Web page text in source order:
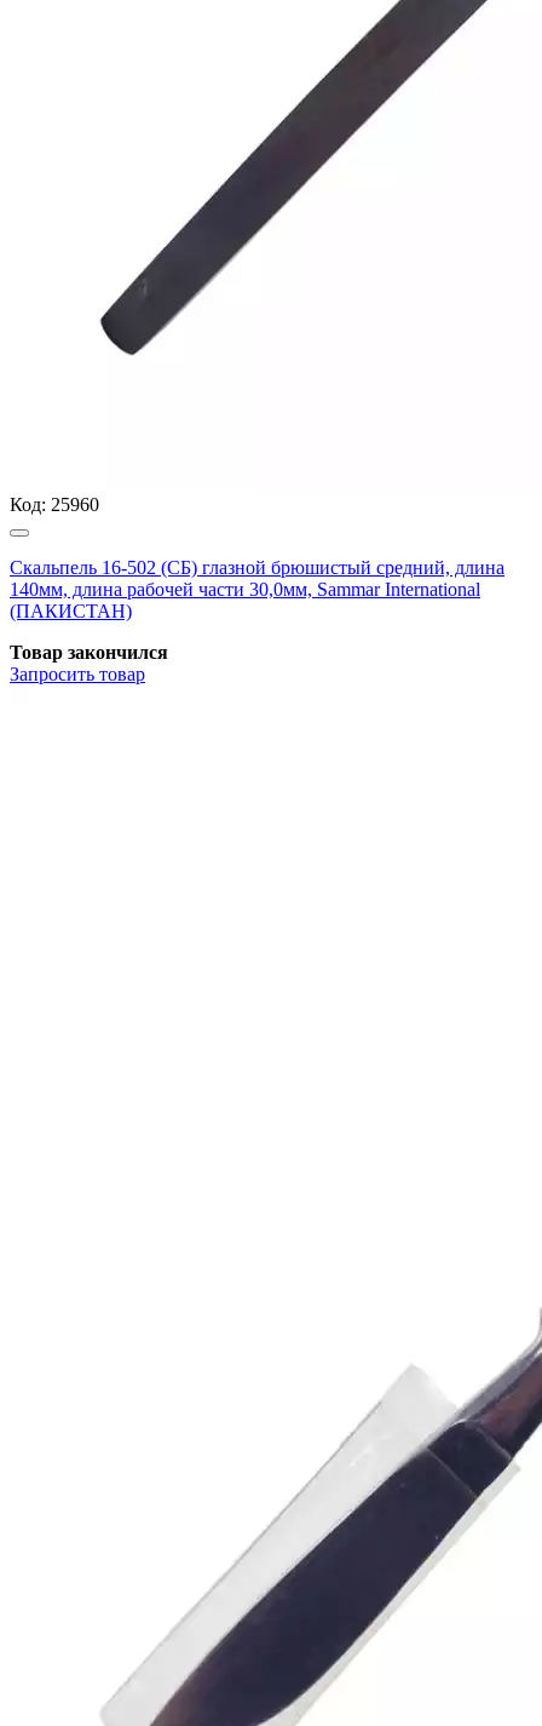
Код: 25960
Скальпель 16-502 (СБ) глазной брюшистый средний, длина
140мм, длина рабочей части 30,0мм, Sammar International
(ПАКИСТАН)
Товар закончился
Запросить товар